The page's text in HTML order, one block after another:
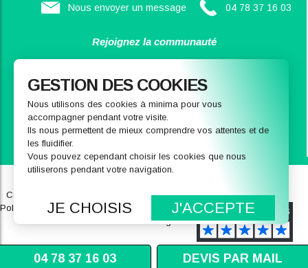
Nous envoyer un message 04 78 37 16 03
Rejoignez la communauté
SAINBIOSE
Conditions générales de ventes
FAQ
Politique de données personnelles
Recrutement
Mentions légales
04 78 37 16 03 DEVIS PAR MAIL
GESTION DES COOKIES
Nous utilisons des cookies à minima pour vous
accompagner pendant votre visite.
Ils nous permettent de mieux comprendre vos attentes et de
les fluidifier.
Vous pouvez cependant choisir les cookies que nous
utiliserons pendant votre navigation.
JE CHOISIS J'ACCEPTE